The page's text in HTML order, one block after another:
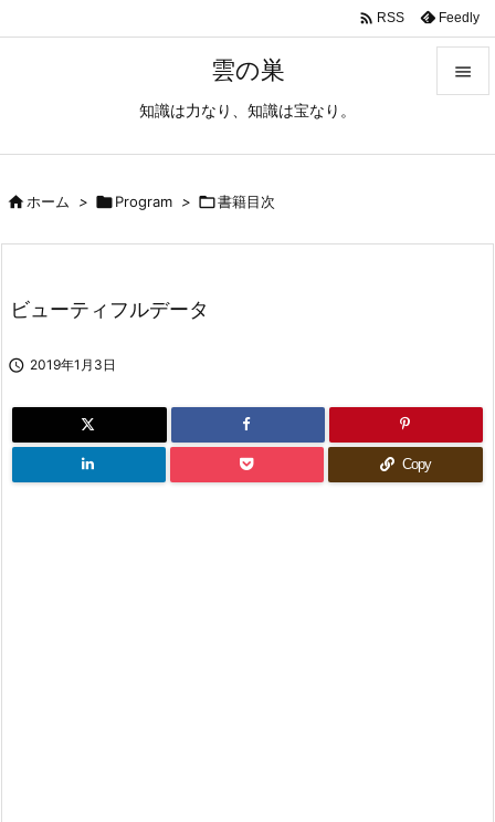
雲の巣
知識は力なり、知識は宝なり。

 RSS Feedly
ホーム > Program > 書籍目次
ビューティフルデータ
 2019年1月3日
Copy